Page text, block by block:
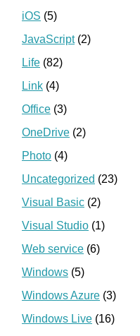
iOS (5)
JavaScript(2)
Life (82)
Link (4)
Office (3)
OneDrive (2)
Photo (4)
Uncategorized (23)
Visual Basic (2)
Visual Studio (1)
Web service (6)
Windows (5)
Windows Azure (3)
Windows Live (16)